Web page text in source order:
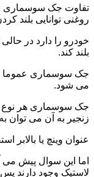
تفاوت جک سوسماری
روغنی توانایی بلند
خودرو را دارد در
بلند کند.
جک سوسماری عموما
می شود.
جک سوسماری هر نوع
زنجیر به آن می توان به
عنوان وینچ یا بالابر
اما این سوال پیش
لاستیک وجود دارند